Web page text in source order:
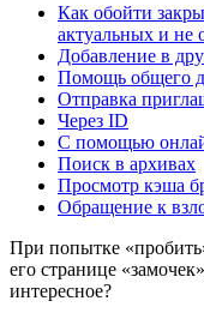
Как обойти
актуальных и не
Добавление в
Помощь общего
Отправка
Через ID
С помощью
Поиск в архивах
Просмотр кэша
Обращение к
При попытке
его странице
интересное?